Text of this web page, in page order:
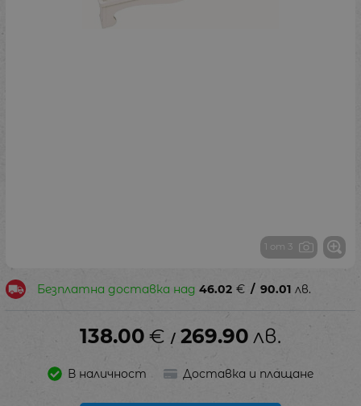
1 от 3
Безплатна доставка над 46.02 € / 90.01 лв.
138.00 € / 269.90 лв.
В наличност Доставка и плащане